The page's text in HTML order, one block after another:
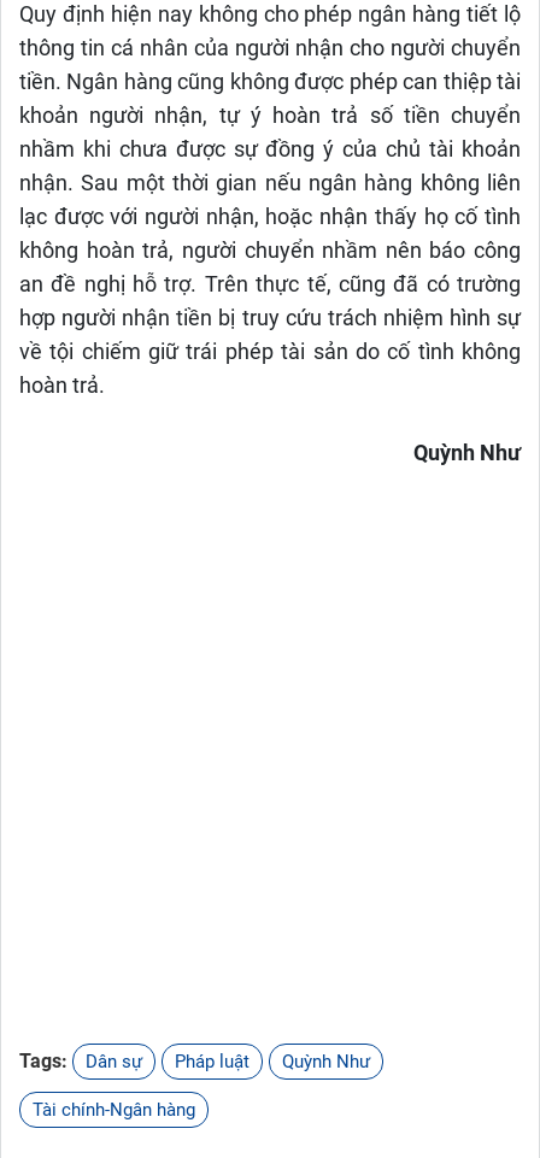
Quy định hiện nay không cho phép ngân hàng tiết lộ
thông tin cá nhân của người nhận cho người chuyển
tiền. Ngân hàng cũng không được phép can thiệp tài
khoản người nhận, tự ý hoàn trả số tiền chuyển
nhầm khi chưa được sự đồng ý của chủ tài khoản
nhận. Sau một thời gian nếu ngân hàng không liên
lạc được với người nhận, hoặc nhận thấy họ cố tình
không hoàn trả, người chuyển nhầm nên báo công
an đề nghị hỗ trợ. Trên thực tế, cũng đã có trường
hợp người nhận tiền bị truy cứu trách nhiệm hình sự
về tội chiếm giữ trái phép tài sản do cố tình không
hoàn trả.
Quỳnh Như
Tags: Dân sự Pháp luật Quỳnh Như
Tài chính-Ngân hàng